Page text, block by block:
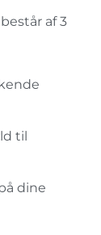
af 3
til
dine